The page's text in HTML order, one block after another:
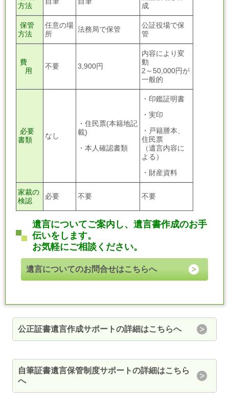
方法
成
保管
方法
任意の場
所
法務局で保管
公証役場で保
管
費
用
不要 3,900円
内容により変
動
2～50,000円が
一般的
必要
書類
なし
・住民票(本籍地記
載)
・本人確認書類
・印鑑証明書
・実印
・戸籍謄本、
住民票
（遺言内容に
よる）
・ 財産資料
家裁の
検認
必要 不要 不要
遺言についてご案内し、遺言書作成のお手
伝いをします。
お気軽にご相談ください。
遺言についてのお問合せはこちらへ
公正証書遺言作成サポートの詳細はこちらへ
自筆証書遺言保管制度サポートの詳細はこちら
へ